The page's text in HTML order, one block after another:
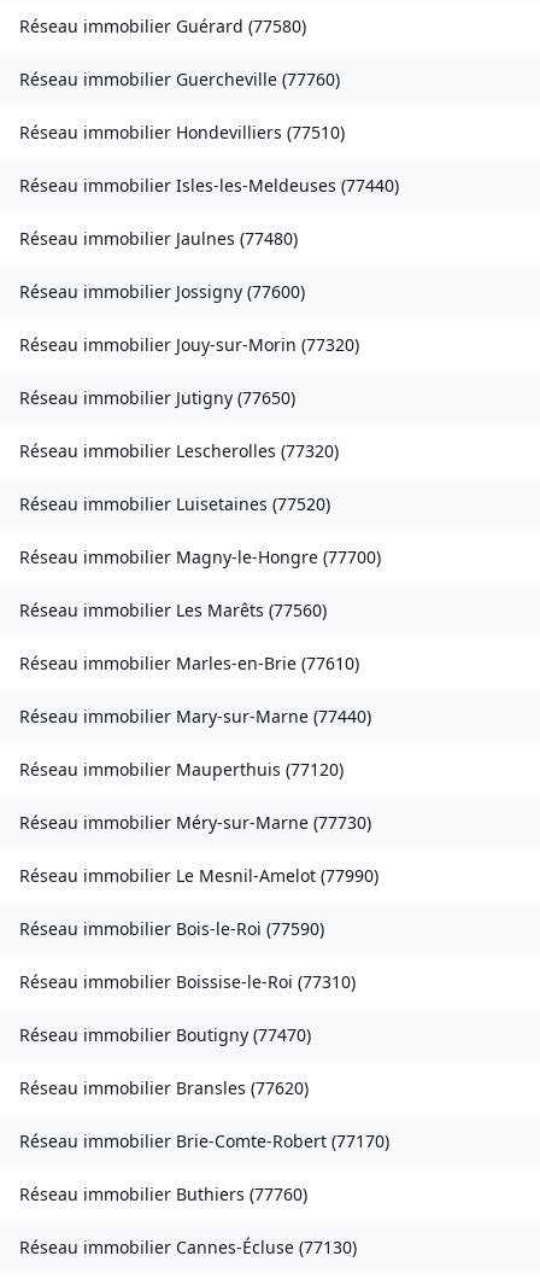
Réseau immobilier Guérard (77580)
Réseau immobilier Guercheville (77760)
Réseau immobilier Hondevilliers (77510)
Réseau immobilier Isles-les-Meldeuses (77440)
Réseau immobilier Jaulnes (77480)
Réseau immobilier Jossigny (77600)
Réseau immobilier Jouy-sur-Morin (77320)
Réseau immobilier Jutigny (77650)
Réseau immobilier Lescherolles (77320)
Réseau immobilier Luisetaines (77520)
Réseau immobilier Magny-le-Hongre (77700)
Réseau immobilier Les Marêts (77560)
Réseau immobilier Marles-en-Brie (77610)
Réseau immobilier Mary-sur-Marne (77440)
Réseau immobilier Mauperthuis (77120)
Réseau immobilier Méry-sur-Marne (77730)
Réseau immobilier Le Mesnil-Amelot (77990)
Réseau immobilier Bois-le-Roi (77590)
Réseau immobilier Boissise-le-Roi (77310)
Réseau immobilier Boutigny (77470)
Réseau immobilier Bransles (77620)
Réseau immobilier Brie-Comte-Robert (77170)
Réseau immobilier Buthiers (77760)
Réseau immobilier Cannes-Écluse (77130)